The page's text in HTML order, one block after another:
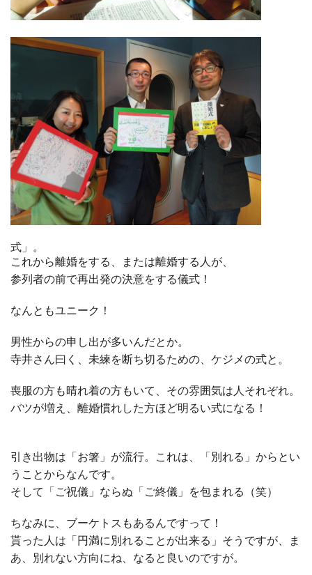
式」。
これから離婚をする、または離婚する人が、
参列者の前で再出発の決意をする儀式！
なんともユニーク！
男性からの申し出が多いんだとか。
寺井さん曰く、未練を断ち切るための、ケジメの式と。
喪服の方も晴れ着の方もいて、その雰囲気は人それぞれ。
バツが増え、離婚慣れした方ほど明るい式になる！
引き出物は「お箸」が流行。これは、「別れる」からとい
うことからなんです。
そして「ご祝儀」ならぬ「ご終儀」を包まれる（笑）
ちなみに、ブーケトスもあるんですって！
貰った人は「円満に別れることが出来る」そうですが、ま
あ、別れない方向にね、なると良いのですが。